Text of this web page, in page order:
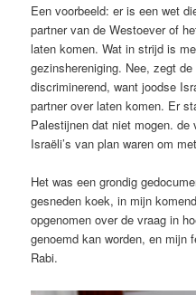
Een voorbeeld: er is een wet
partner van de Westoever of
laten komen. Wat in strijd is
gezinshereniging. Nee, zegt
discriminerend, want joodse
partner over laten komen. Er
Palestijnen dat niet mogen.
Israëli’s van plan waren om
Het was een grondig
gesneden koek, in mijn
opgenomen over de vraag in
genoemd kan worden, en mijn
Rabi.